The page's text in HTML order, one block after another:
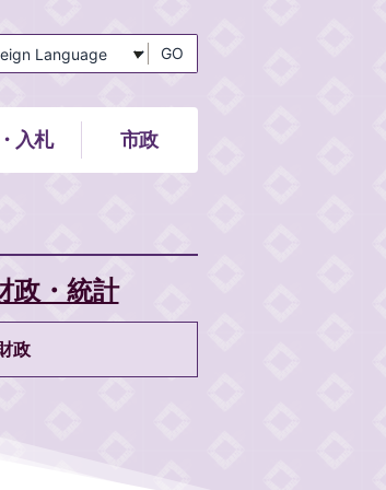
GO
入札 市政
政・統計
政